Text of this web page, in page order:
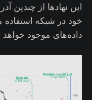
این نهادها از چندین
خود در شبکه
داده‌های موجود